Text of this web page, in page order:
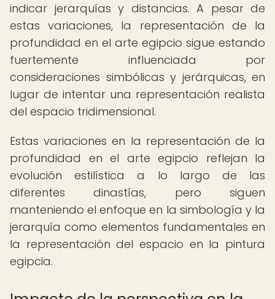
indicar jerarquías y distancias. A pesar de
estas variaciones, la representación de la
profundidad en el arte egipcio sigue estando
fuertemente influenciada por
consideraciones simbólicas y jerárquicas, en
lugar de intentar una representación realista
del espacio tridimensional.
Estas variaciones en la representación de la
profundidad en el arte egipcio reflejan la
evolución estilística a lo largo de las
diferentes dinastías, pero siguen
manteniendo el enfoque en la simbología y la
jerarquía como elementos fundamentales en
la representación del espacio en la pintura
egipcia.